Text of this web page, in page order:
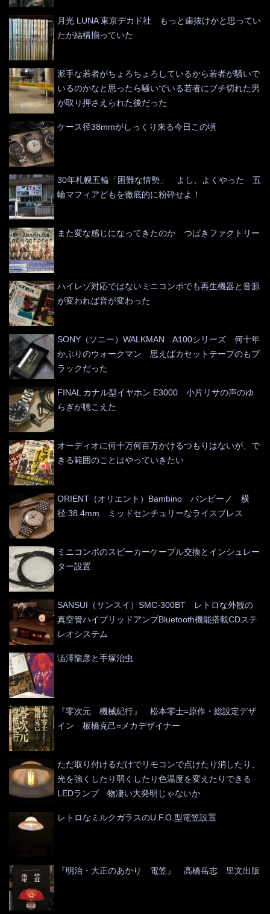
月光 LUNA 東京デカド社 もっと歯抜けかと思ってい
たが結構揃っていた
派手な若者がちょろちょろしているから若者が騒いで
いるのかなと思ったら騒いでいる若者にブチ切れた男
が取り押さえられた後だった
ケース径38mmがしっくり来る今日この頃
30年札幌五輪「困難な情勢」 よし、よくやった 五
輪マフィアどもを徹底的に粉砕せよ！
また変な感じになってきたのか つばきファクトリー
ハイレゾ対応ではないミニコンポでも再生機器と音源
が変われば音が変わった
SONY（ソニー）WALKMAN A100シリーズ 何十年
かぶりのウォークマン 思えばカセットテープのもブ
ラックだった
FINAL カナル型イヤホン E3000 小片リサの声のゆ
らぎが聴こえた
オーディオに何十万何百万かけるつもりはないが、で
きる範囲のことはやっていきたい
ORIENT（オリエント）Bambino バンビーノ 横
径:38.4mm ミッドセンチュリーなライスブレス
ミニコンポのスピーカーケーブル交換とインシュレー
ター設置
SANSUI（サンスイ）SMC-300BT レトロな外観の
真空管ハイブリッドアンプBluetooth機能搭載CDステ
レオシステム
澁澤龍彦と手塚治虫
『零次元 機械紀行』 松本零士=原作・総設定デザ
イン 板橋克己=メカデザイナー
ただ取り付けるだけでリモコンで点けたり消したり、
光を強くしたり弱くしたり色温度を変えたりできる
LEDランプ 物凄い大発明じゃないか
レトロなミルクガラスのU.F.O.型電笠設置
『明治・大正のあかり 電笠』 高橋岳志 里文出版